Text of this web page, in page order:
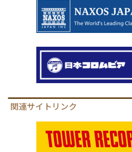
関連サイトリンク